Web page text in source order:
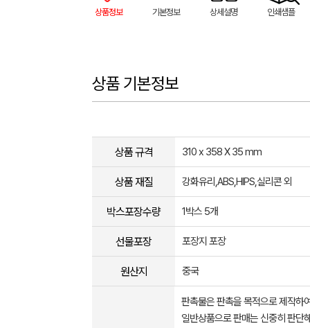
상품정보 기본정보 상세설명 인쇄샘플
상품 기본정보
상품 규격 310 x 358 X 35 mm
상품 재질 강화유리,ABS,HIPS,실리콘 외
박스포장수량 1박스 5개
선물포장 포장지 포장
원산지 중국
판촉물은 판촉을 목적으로 제작하
일반상품으로 판매는 신중히 판단